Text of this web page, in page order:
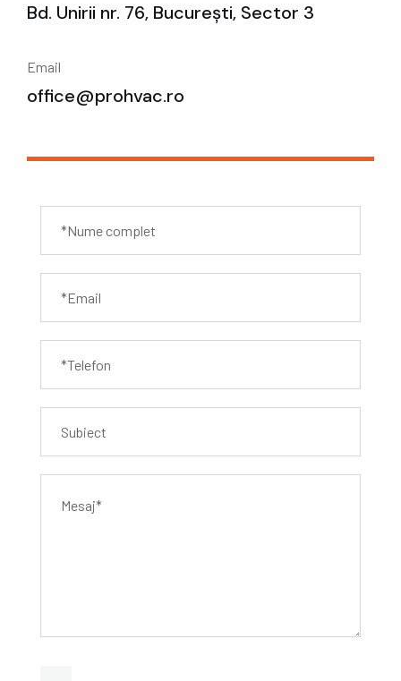
Bd. Unirii nr. 76, București, Sector 3
Email
office@prohvac.ro